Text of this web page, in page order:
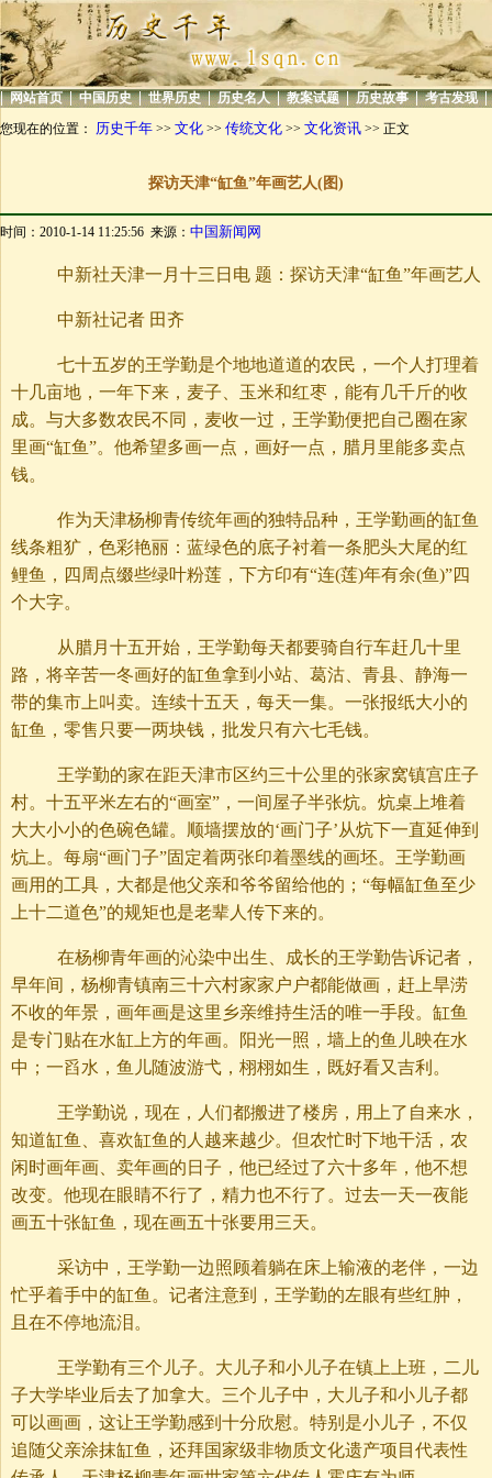
| 网站首页 | 中国历史 | 世界历史 | 历史名人 | 教案试题 | 历史故事 | 考古发现 |
您现在的位置： 历史千年 >> 文化 >> 传统文化 >> 文化资讯 >> 正文
探访天津“缸鱼”年画艺人(图)
时间：2010-1-14 11:25:56 来源： 中国新闻网
中新社天津一月十三日电 题：探访天津“缸鱼”年画艺人
中新社记者 田齐
七十五岁的王学勤是个地地道道的农民，一个人打理着
十几亩地，一年下来，麦子、玉米和红枣，能有几千斤的收
成。与大多数农民不同，麦收一过，王学勤便把自己圈在家
里画“缸鱼”。他希望多画一点，画好一点，腊月里能多卖点
钱。
作为天津杨柳青传统年画的独特品种，王学勤画的缸鱼
线条粗犷，色彩艳丽：蓝绿色的底子衬着一条肥头大尾的红
鲤鱼，四周点缀些绿叶粉莲，下方印有“连(莲)年有余(鱼)”四
个大字。
从腊月十五开始，王学勤每天都要骑自行车赶几十里
路，将辛苦一冬画好的缸鱼拿到小站、葛沽、青县、静海一
带的集市上叫卖。连续十五天，每天一集。一张报纸大小的
缸鱼，零售只要一两块钱，批发只有六七毛钱。
王学勤的家在距天津市区约三十公里的张家窝镇宫庄子
村。十五平米左右的“画室”，一间屋子半张炕。炕桌上堆着
大大小小的色碗色罐。顺墙摆放的‘画门子’从炕下一直延伸到
炕上。每扇“画门子”固定着两张印着墨线的画坯。王学勤画
画用的工具，大都是他父亲和爷爷留给他的；“每幅缸鱼至少
上十二道色”的规矩也是老辈人传下来的。
在杨柳青年画的沁染中出生、成长的王学勤告诉记者，
早年间，杨柳青镇南三十六村家家户户都能做画，赶上旱涝
不收的年景，画年画是这里乡亲维持生活的唯一手段。缸鱼
是专门贴在水缸上方的年画。阳光一照，墙上的鱼儿映在水
中；一舀水，鱼儿随波游弋，栩栩如生，既好看又吉利。
王学勤说，现在，人们都搬进了楼房，用上了自来水，
知道缸鱼、喜欢缸鱼的人越来越少。但农忙时下地干活，农
闲时画年画、卖年画的日子，他已经过了六十多年，他不想
改变。他现在眼睛不行了，精力也不行了。过去一天一夜能
画五十张缸鱼，现在画五十张要用三天。
采访中，王学勤一边照顾着躺在床上输液的老伴，一边
忙乎着手中的缸鱼。记者注意到，王学勤的左眼有些红肿，
且在不停地流泪。
王学勤有三个儿子。大儿子和小儿子在镇上上班，二儿
子大学毕业后去了加拿大。三个儿子中，大儿子和小儿子都
可以画画，这让王学勤感到十分欣慰。特别是小儿子，不仅
追随父亲涂抹缸鱼，还拜国家级非物质文化遗产项目代表性